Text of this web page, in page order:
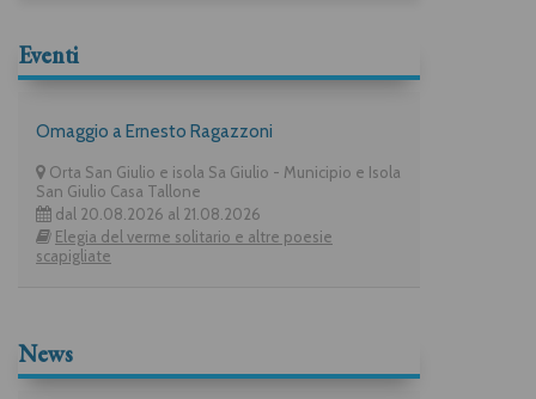
Eventi
Omaggio a Ernesto Ragazzoni
Orta San Giulio e isola Sa Giulio - Municipio e Isola
San Giulio Casa Tallone
dal 20.08.2026 al 21.08.2026
Elegia del verme solitario e altre poesie
scapigliate
News